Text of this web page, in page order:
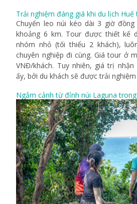
Trải nghiệm đáng giá khi du lịch Huế
Chuyến leo núi kéo dài 3 giờ
khoảng 6 km. Tour được thiết kế
nhóm nhỏ (tối thiểu 2 khách),
chuyên nghiệp đi cùng. Giá tour ở
VNĐ/khách. Tuy nhiên, giá trị
ấy, bởi du khách sẽ được trải
Ngắm cảnh từ đỉnh núi Laguna